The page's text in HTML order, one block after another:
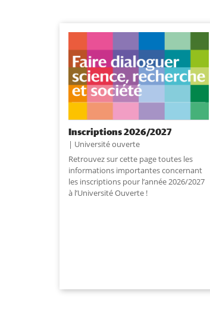
Inscriptions 2026/2027
Université ouverte
Retrouvez sur cette page toutes les
informations importantes concernant
les inscriptions pour l’année 2026/2027
à l’Université Ouverte !